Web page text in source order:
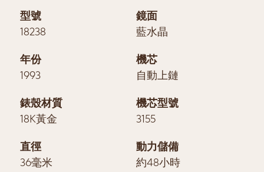
型號
18238
年份
1993
錶殼材質
18K黃金
直徑
36毫米
鏡面
藍水晶
機芯
自動上鏈
機芯型號
3155
動力儲備
約48小時